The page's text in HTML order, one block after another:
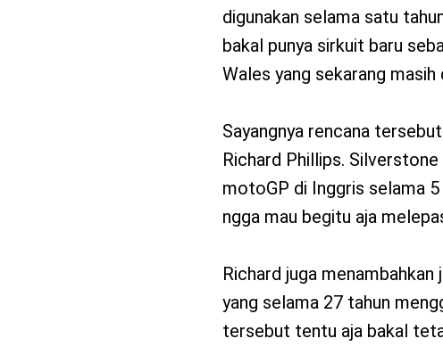
digunakan selama satu
bakal punya sirkuit baru
Wales yang sekarang
Sayangnya rencana
Richard Phillips.
motoGP di Inggris selama
ngga mau begitu aja
Richard juga
yang selama 27 tahun
tersebut tentu aja bakal